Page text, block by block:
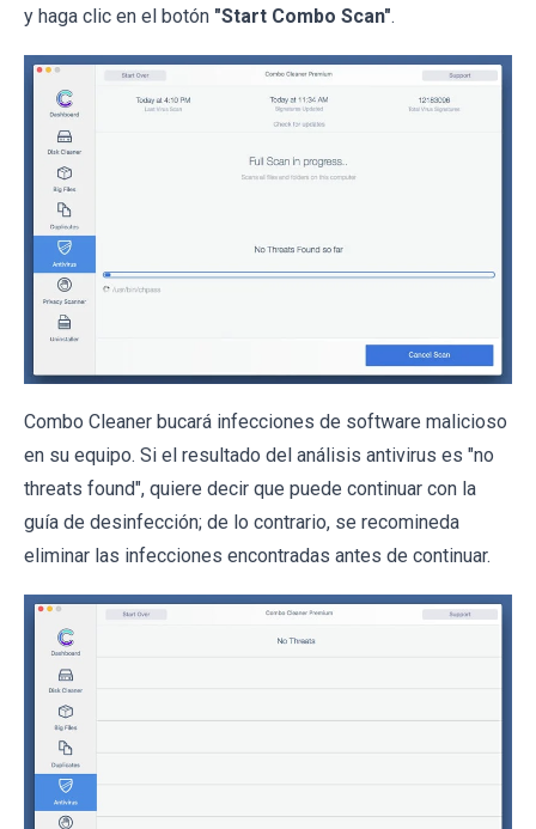
y haga clic en el botón "Start Combo Scan".
Combo Cleaner bucará infecciones de software malicioso
en su equipo. Si el resultado del análisis antivirus es "no
threats found", quiere decir que puede continuar con la
guía de desinfección; de lo contrario, se recomineda
eliminar las infecciones encontradas antes de continuar.